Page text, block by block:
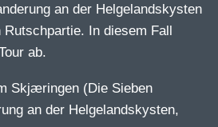
an der Helgelandskysten
In diesem Fall
ab.